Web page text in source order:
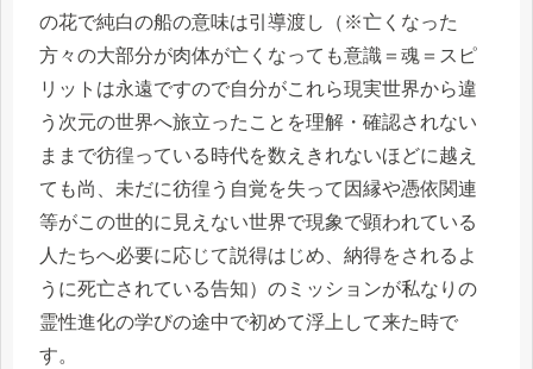
の花で純白の船の意味は引導渡し（※亡くなった
方々の大部分が肉体が亡くなっても意識＝魂＝スピ
リットは永遠ですので自分がこれら現実世界から違
う次元の世界へ旅立ったことを理解・確認されない
ままで彷徨っている時代を数えきれないほどに越え
ても尚、未だに彷徨う自覚を失って因縁や憑依関連
等がこの世的に見えない世界で現象で顕われている
人たちへ必要に応じて説得はじめ、納得をされるよ
うに死亡されている告知）のミッションが私なりの
霊性進化の学びの途中で初めて浮上して来た時で
す。